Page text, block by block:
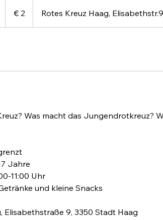
€ 2 Rotes Kreuz Haag,
Was macht das Jungendrotkreuz?
Jahre
11:00 Uhr
und kleine Snacks
Elisabethstraße 9, 3350 Stadt Haag